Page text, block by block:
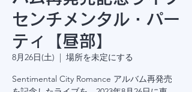
センチメンタル・パー
ティ【昼部】
8月26日(土)
  |
場所を未定にする
Sentimental City Romance アルバム再発売